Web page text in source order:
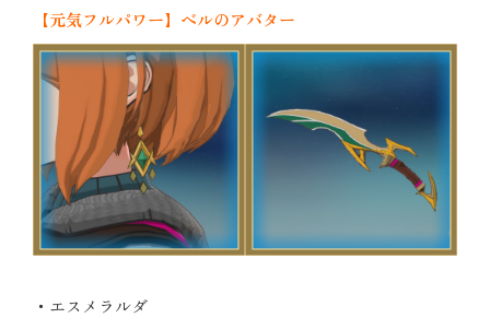
【元気フルパワー】ベルのアバター
・エスメラルダ